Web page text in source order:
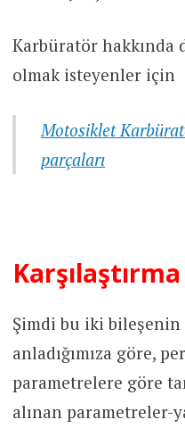
Karbüratör hakkında
olmak isteyenler için
Motosiklet
parçaları
Karşılaştırma
Şimdi bu iki
anladığımıza göre,
parametrelere göre
alınan parametreler-